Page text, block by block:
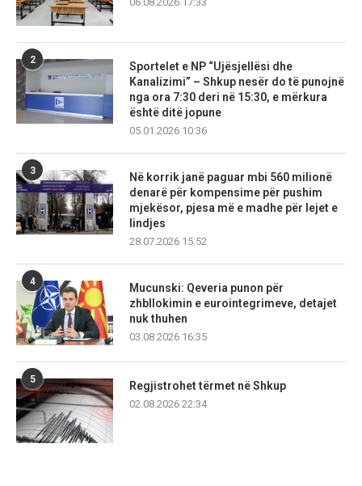
2
Sportelet e NP “Ujësjellësi dhe
Kanalizimi” – Shkup nesër do të punojnë
nga ora 7:30 deri në 15:30, e mërkura
është ditë jopune
05.01.2026 10:36
3
Në korrik janë paguar mbi 560 milionë
denarë për kompensime për pushim
mjekësor, pjesa më e madhe për lejet e
lindjes
28.07.2026 15:52
4
Mucunski: Qeveria punon për
zhbllokimin e eurointegrimeve, detajet
nuk thuhen
03.08.2026 16:35
5
Regjistrohet tërmet në Shkup
02.08.2026 22:34